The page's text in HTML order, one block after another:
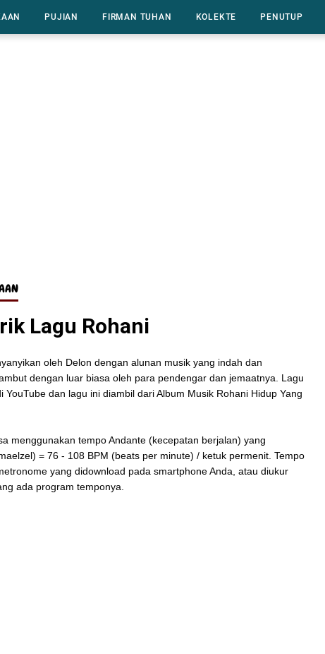
PUJIAN FIRMAN TUHAN KOLEKTE PENUTUP
Lagu Rohani
oleh Delon dengan alunan musik yang indah dan
dengan luar biasa oleh para pendengar dan jemaatnya. Lagu
dan lagu ini diambil dari Album Musik Rohani Hidup Yang
menggunakan tempo Andante (kecepatan berjalan) yang
= 76 - 108 BPM (beats per minute) / ketuk permenit. Tempo
yang didownload pada smartphone Anda, atau diukur
ada program temponya.